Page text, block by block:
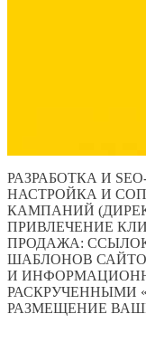
РАЗРАБОТКА И
НАСТРОЙКА И
КАМПАНИЙ
ПРИВЛЕЧЕНИЕ
ПРОДАЖА:
ШАБЛОНОВ
И
РАСКРУЧЕННЫМИ
РАЗМЕЩЕНИЕ